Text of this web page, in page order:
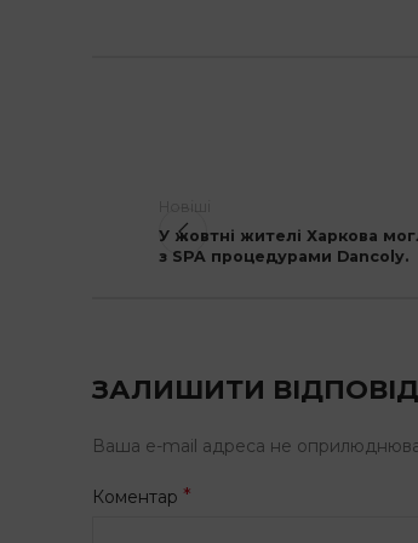
Новіші
У жовтні жителі Харкова
з SPA процедурами Dancoly.
ЗАЛИШИТИ
Ваша e-mail адреса не
Коментар *